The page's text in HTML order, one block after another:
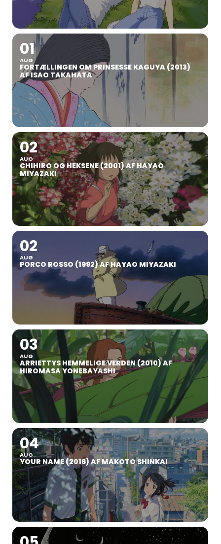
01
AUG
FORTÆLLINGEN OM PRINSESSE KAGUYA (2013)
AF ISAO TAKAHATA
02
AUG
CHIHIRO OG HEKSENE (2001) AF HAYAO
MIYAZAKI
02
AUG
PORCO ROSSO (1992) AF HAYAO MIYAZAKI
03
AUG
ARRIETTYS HEMMELIGE VERDEN (2010) AF
HIROMASA YONEBAYASHI
04
AUG
YOUR NAME (2016) AF MAKOTO SHINKAI